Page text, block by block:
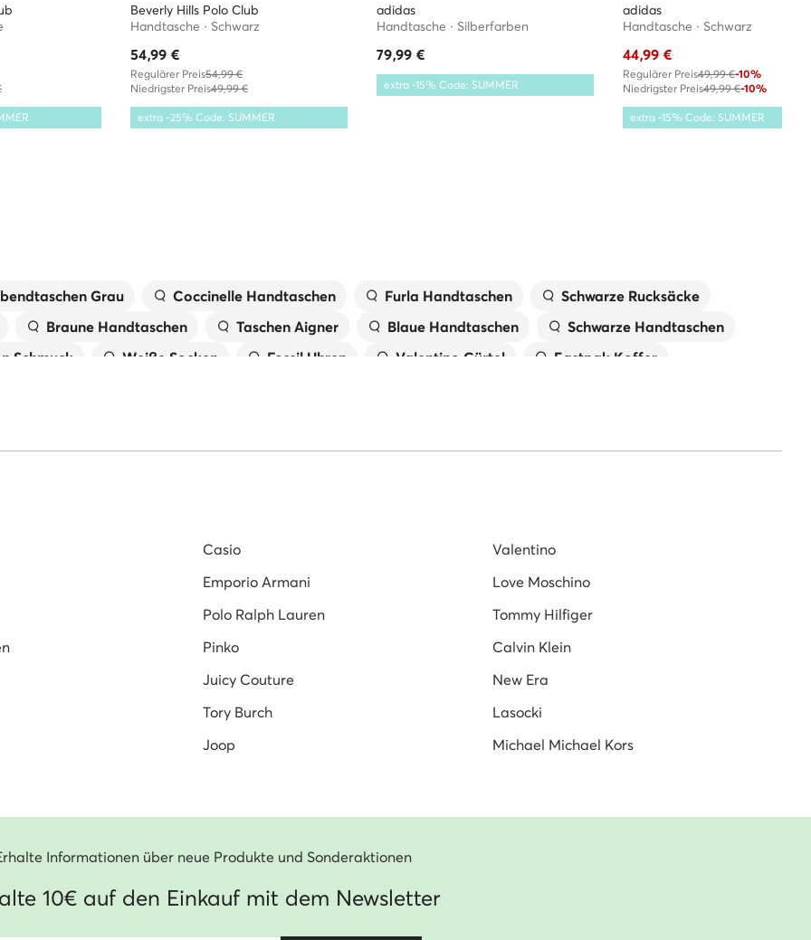
Beverly Hills Polo Club
Handtasche · Schwarz
54,99 €
Regulärer Preis54,99 €
Niedrigster Preis49,99 €
extra -25% Code: SUMMER
adidas
Handtasche · Silberfarben
79,99 €
extra -15% Code: SUMMER
adidas
Handtasche · Schwarz
44,99 €
Regulärer Preis49,99 €-10%
Niedrigster Preis49,99 €-10%
extra -15% Code: SUMMER
Grau Coccinelle Handtaschen Furla Handtaschen
Schwarze Rucksäcke
Braune Handtaschen Taschen Aigner Blaue Handtaschen
Schwarze Handtaschen
Schmuck Weiße Socken Fossil Uhren Valentino Gürtel
Eastpak Koffer
Casio
Valentino
Emporio Armani
Love Moschino
Polo Ralph Lauren
Tommy Hilfiger
Pinko
Calvin Klein
Juicy Couture
New Era
Tory Burch
Lasocki
Joop
Michael Michael Kors
Informationen über neue Produkte und Sonderaktionen
10€ auf den Einkauf mit dem Newsletter